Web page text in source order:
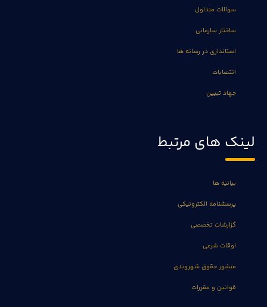
سوالات متداول
ساختار سازمانی
استانداری در رسانه ها
انتصابات
جهاد تبیین
لینک های مرتبط
بیانیه ها
پرسشنامه الکترونیکی
گزارشات تخصصی
اوقات شرعی
منشور حقوق شهروندی
قوانین و مقررات